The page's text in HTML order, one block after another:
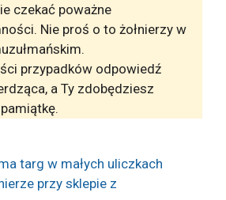
czekać poważne
Nie proś o to żołnierzy w
przypadków odpowiedź
a Ty zdobędziesz